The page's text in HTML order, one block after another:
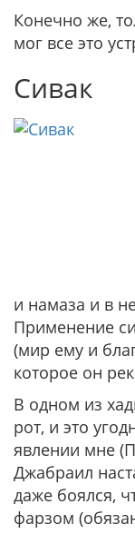
Конечно же,
мог все это
Сивак
и намаза и в
Применение
(мир ему и
которое он
В одном из
рот, и это
явлении мне
Джабраил
даже боялся,
фарзом